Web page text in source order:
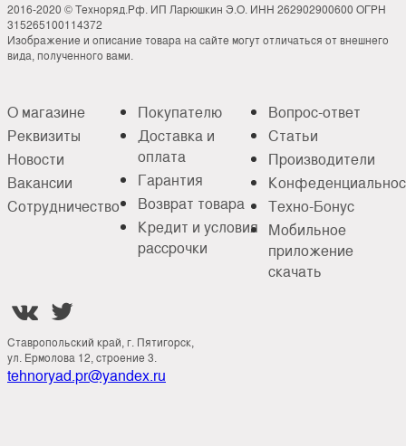
2016-2020 © Техноряд.Рф. ИП Ларюшкин Э.О. ИНН 262902900600 ОГРН
315265100114372
Изображение и описание товара на сайте могут отличаться от внешнего
вида, полученного вами.
О магазине
Реквизиты
Новости
Вакансии
Сотрудничество
Покупателю
Доставка и
оплата
Гарантия
Возврат товара
Кредит и условия
рассрочки
Вопрос-ответ
Статьи
Производители
Техно-Бонус
Мобильное
приложение
скачать
 
Ставропольский край, г. Пятигорск,
ул. Ермолова 12, строение 3.
tehnoryad.pr@yandex.ru